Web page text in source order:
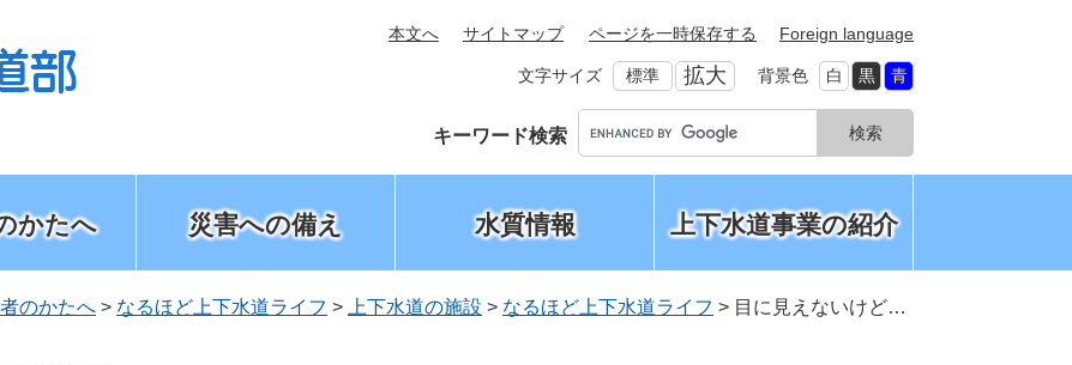
本文へ サイトマップ ページを一時保存する Foreign language
文字サイズ 標準 拡大 背景色 白 黒 青
キーワード検索
o
カ
ス
タ
かたへ 災害への備え 水質情報 上下水道事業の紹介
のかたへ > なるほど上下水道ライフ > 上下水道の施設 > なるほど上下水道ライフ > 目に見えないけど…